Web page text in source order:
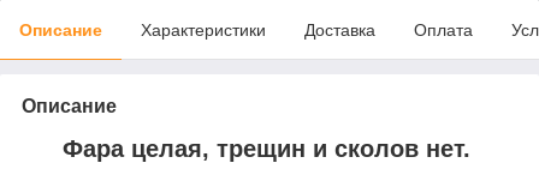
Описание Характеристики Доставка Оплата
Описание
Фара целая, трещин и сколов нет.